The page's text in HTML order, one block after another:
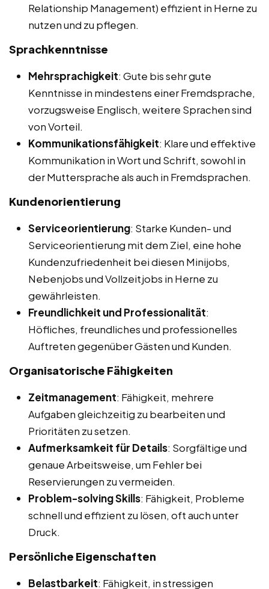
Relationship Management) effizient in Herne zu
nutzen und zu pflegen.
Sprachkenntnisse
Mehrsprachigkeit: Gute bis sehr gute
Kenntnisse in mindestens einer Fremdsprache,
vorzugsweise Englisch, weitere Sprachen sind
von Vorteil.
Kommunikationsfähigkeit: Klare und effektive
Kommunikation in Wort und Schrift, sowohl in
der Muttersprache als auch in Fremdsprachen.
Kundenorientierung
Serviceorientierung: Starke Kunden- und
Serviceorientierung mit dem Ziel, eine hohe
Kundenzufriedenheit bei diesen Minijobs,
Nebenjobs und Vollzeitjobs in Herne zu
gewährleisten.
Freundlichkeit und Professionalität:
Höfliches, freundliches und professionelles
Auftreten gegenüber Gästen und Kunden.
Organisatorische Fähigkeiten
Zeitmanagement: Fähigkeit, mehrere
Aufgaben gleichzeitig zu bearbeiten und
Prioritäten zu setzen.
Aufmerksamkeit für Details: Sorgfältige und
genaue Arbeitsweise, um Fehler bei
Reservierungen zu vermeiden.
Problem-solving Skills: Fähigkeit, Probleme
schnell und effizient zu lösen, oft auch unter
Druck.
Persönliche Eigenschaften
Belastbarkeit: Fähigkeit, in stressigen